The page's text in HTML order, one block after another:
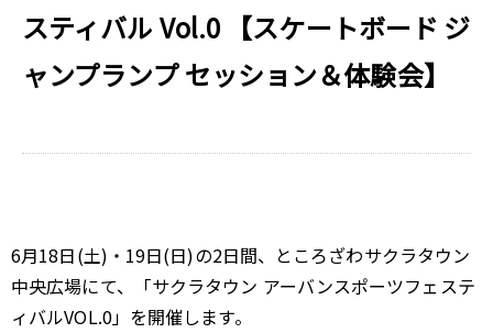
スティバル Vol.0 【スケートボード ジ
ャンプランプ セッション＆体験会】
6月18日(土)・19日(日)の2日間、ところざわサクラタウン
中央広場にて、「サクラタウン アーバンスポーツフェステ
ィバルVOL.0」を開催します。